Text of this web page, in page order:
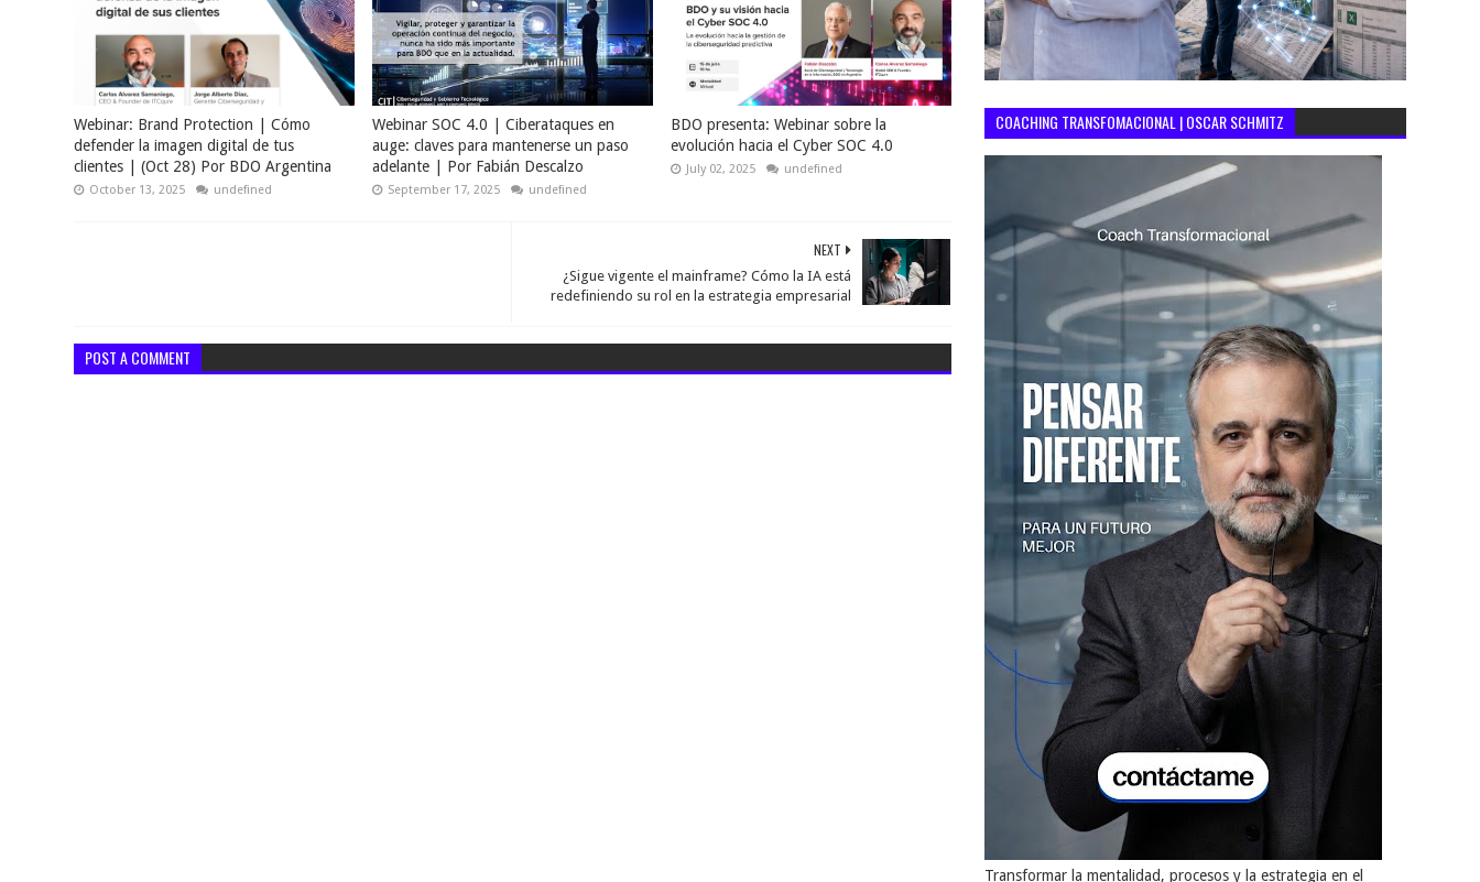
Webinar: Brand Protection | Cómo
defender la imagen digital de tus
clientes | (Oct 28) Por BDO Argentina
October 13, 2025 undefined
Webinar SOC 4.0 | Ciberataques en
auge: claves para mantenerse un paso
adelante | Por Fabián Descalzo
September 17, 2025 undefined
BDO presenta: Webinar sobre la
evolución hacia el Cyber SOC 4.0
July 02, 2025 undefined
NEXT
¿Sigue vigente el mainframe? Cómo la IA está
redefiniendo su rol en la estrategia empresarial
POST A COMMENT
COACHING TRANSFOMACIONAL | OSCAR SCHMITZ
Transformar la mentalidad, procesos y la estrategia en el